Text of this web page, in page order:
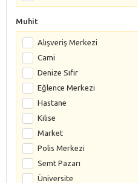
Muhit
Alışveriş Merkezi
Cami
Denize Sıfır
Eğlence Merkezi
Hastane
Kilise
Market
Polis Merkezi
Semt Pazarı
Üniversite